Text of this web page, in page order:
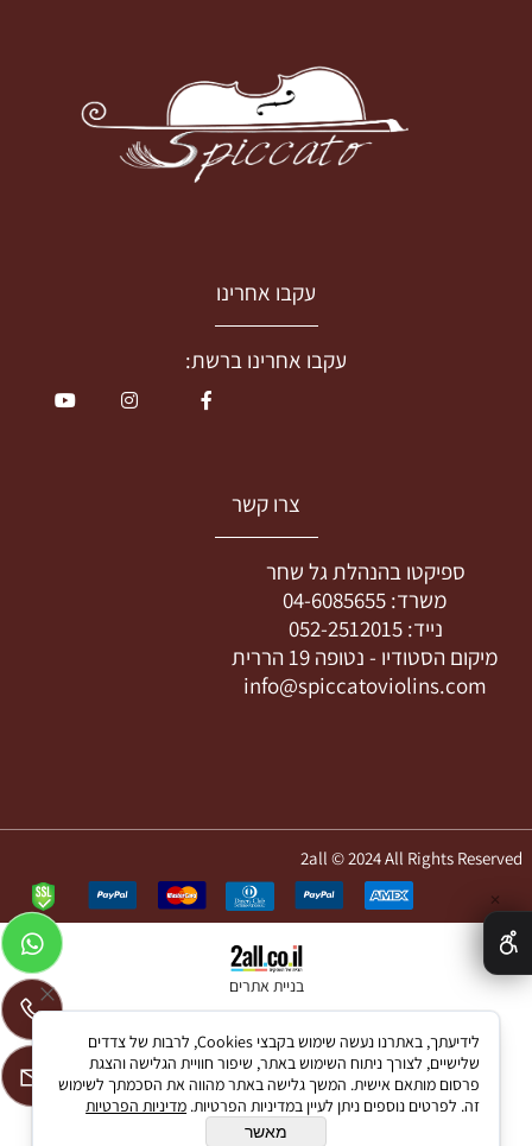
עקבו אחרינו
עקבו אחרינו ברשת:
צרו קשר
ספיקטו בהנהלת גל שחר
משרד: 04-6085655
נייד:052-2512015
מיקום הסטודיו - נטופה 19 הררית
info@spiccatoviolins.com
2all © 2024 All Rights Reserved
בניית אתרים
✕
לידיעתך, באתרנו נעשה שימוש בקבצי Cookies, לרבות של צדדים
שלישיים, לצורך ניתוח השימוש באתר, שיפור חוויית הגלישה והצגת
פרסום מותאם אישית. המשך גלישה באתר מהווה את הסכמתך לשימוש
זה. לפרטים נוספים ניתן לעיין במדיניות הפרטיות. מדיניות הפרטיות
מאשר